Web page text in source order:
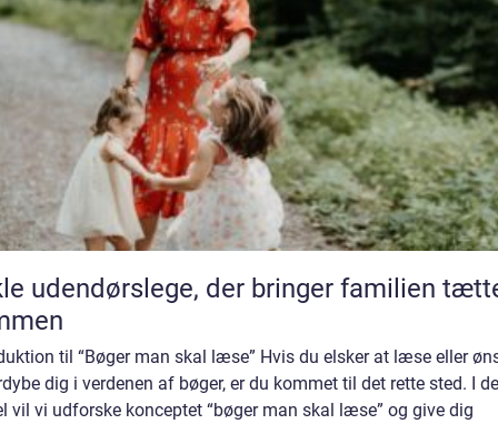
udendørslege, der bringer familien
til “Bøger man skal læse” Hvis du elsker at læse eller
dig i verdenen af bøger, er du kommet til det rette sted. I
vil vi udforske konceptet “bøger man skal læse” og give dig